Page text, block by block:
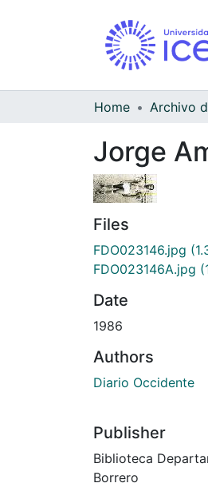
Home
Jorge
Files
FDO023146.jpg
FDO023146A.jpg
Date
1986
Authors
Diario Occidente
Publisher
Biblioteca
Borrero